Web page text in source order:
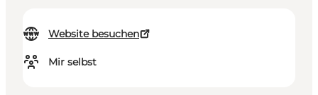
Website besuchen
Mir selbst